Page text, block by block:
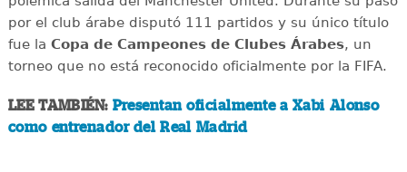
por el club árabe disputó 111 partidos y su único título
fue la Copa de Campeones de Clubes Árabes, un
torneo que no está reconocido oficialmente por la FIFA.
LEE TAMBIÉN: Presentan oficialmente a Xabi Alonso
como entrenador del Real Madrid